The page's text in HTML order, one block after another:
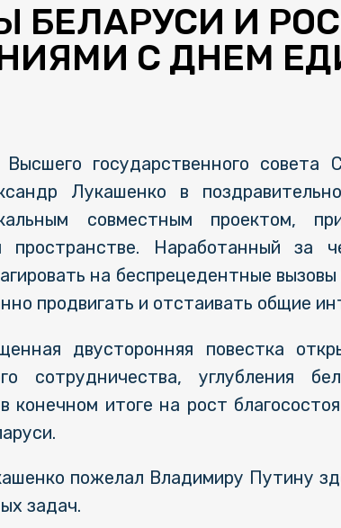
БЕЛАРУСИ И
С ДНЕМ
государственного совета
Лукашенко в
совместным проектом,
пространстве. Наработанный за
на беспрецедентные
продвигать и отстаивать общие
двусторонняя повестка
сотрудничества, углубления
конечном итоге на рост
пожелал Владимиру Путину
задач.